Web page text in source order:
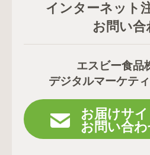
インターネット
お問い合
エスビー食品
デジタルマーケテ
お届けサイ
お問い合